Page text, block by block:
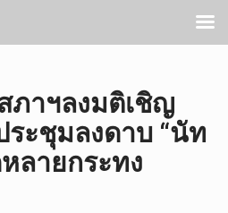
ภาฯลงมติเชิญ
ระชุมลงดาบ “นัท
ลายกระทง